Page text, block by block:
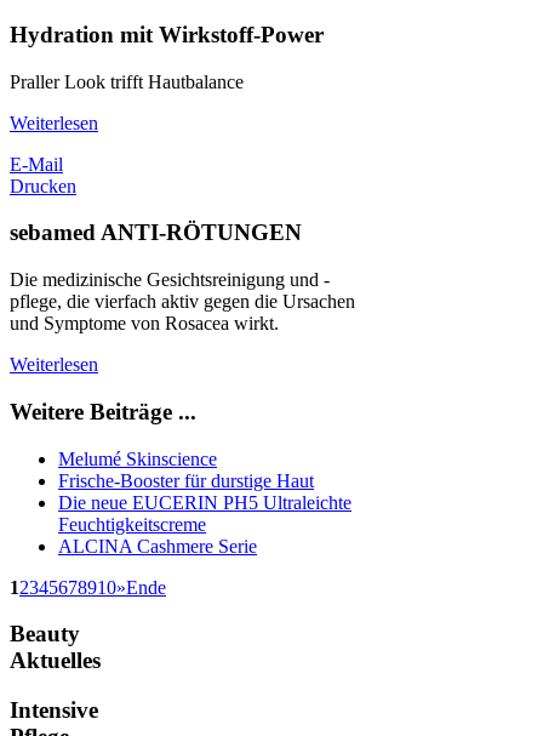
Hydration mit Wirkstoff-Power
Praller Look trifft Hautbalance
Weiterlesen
E-Mail
Drucken
sebamed ANTI-RÖTUNGEN
Die medizinische Gesichtsreinigung und -
pflege, die vierfach aktiv gegen die Ursachen
und Symptome von Rosacea wirkt.
Weiterlesen
Weitere Beiträge ...
Melumé Skinscience
Frische-Booster für durstige Haut
Die neue EUCERIN PH5 Ultraleichte
Feuchtigkeitscreme
ALCINA Cashmere Serie
12345678910»Ende
Beauty
Aktuelles
Intensive